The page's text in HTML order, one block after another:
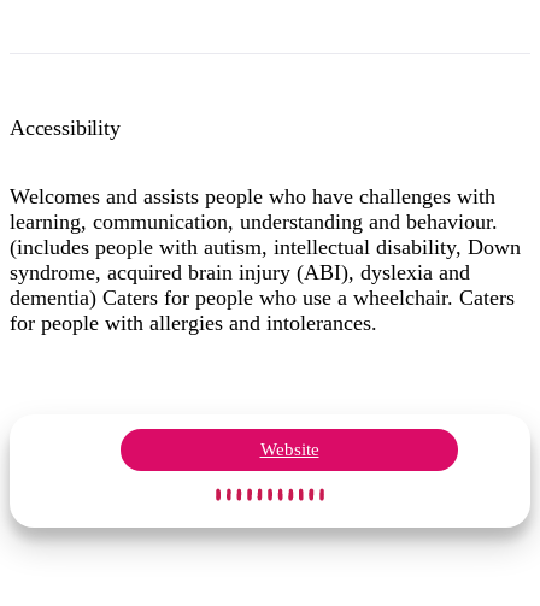
Accessibility
Welcomes and assists people who have challenges with
learning, communication, understanding and behaviour.
(includes people with autism, intellectual disability, Down
syndrome, acquired brain injury (ABI), dyslexia and
dementia) Caters for people who use a wheelchair. Caters
for people with allergies and intolerances.
Website